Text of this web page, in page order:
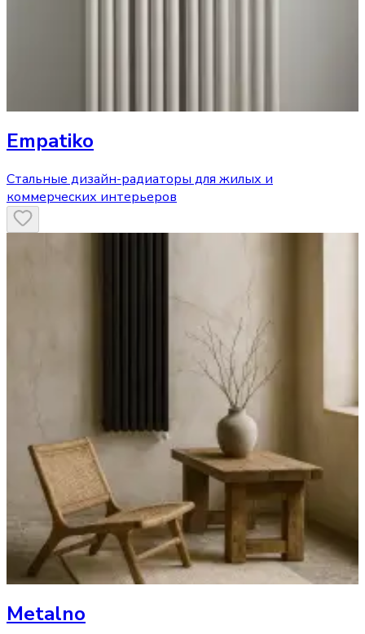
Empatiko
Стальные дизайн-радиаторы для жилых и
коммерческих интерьеров
Metalno